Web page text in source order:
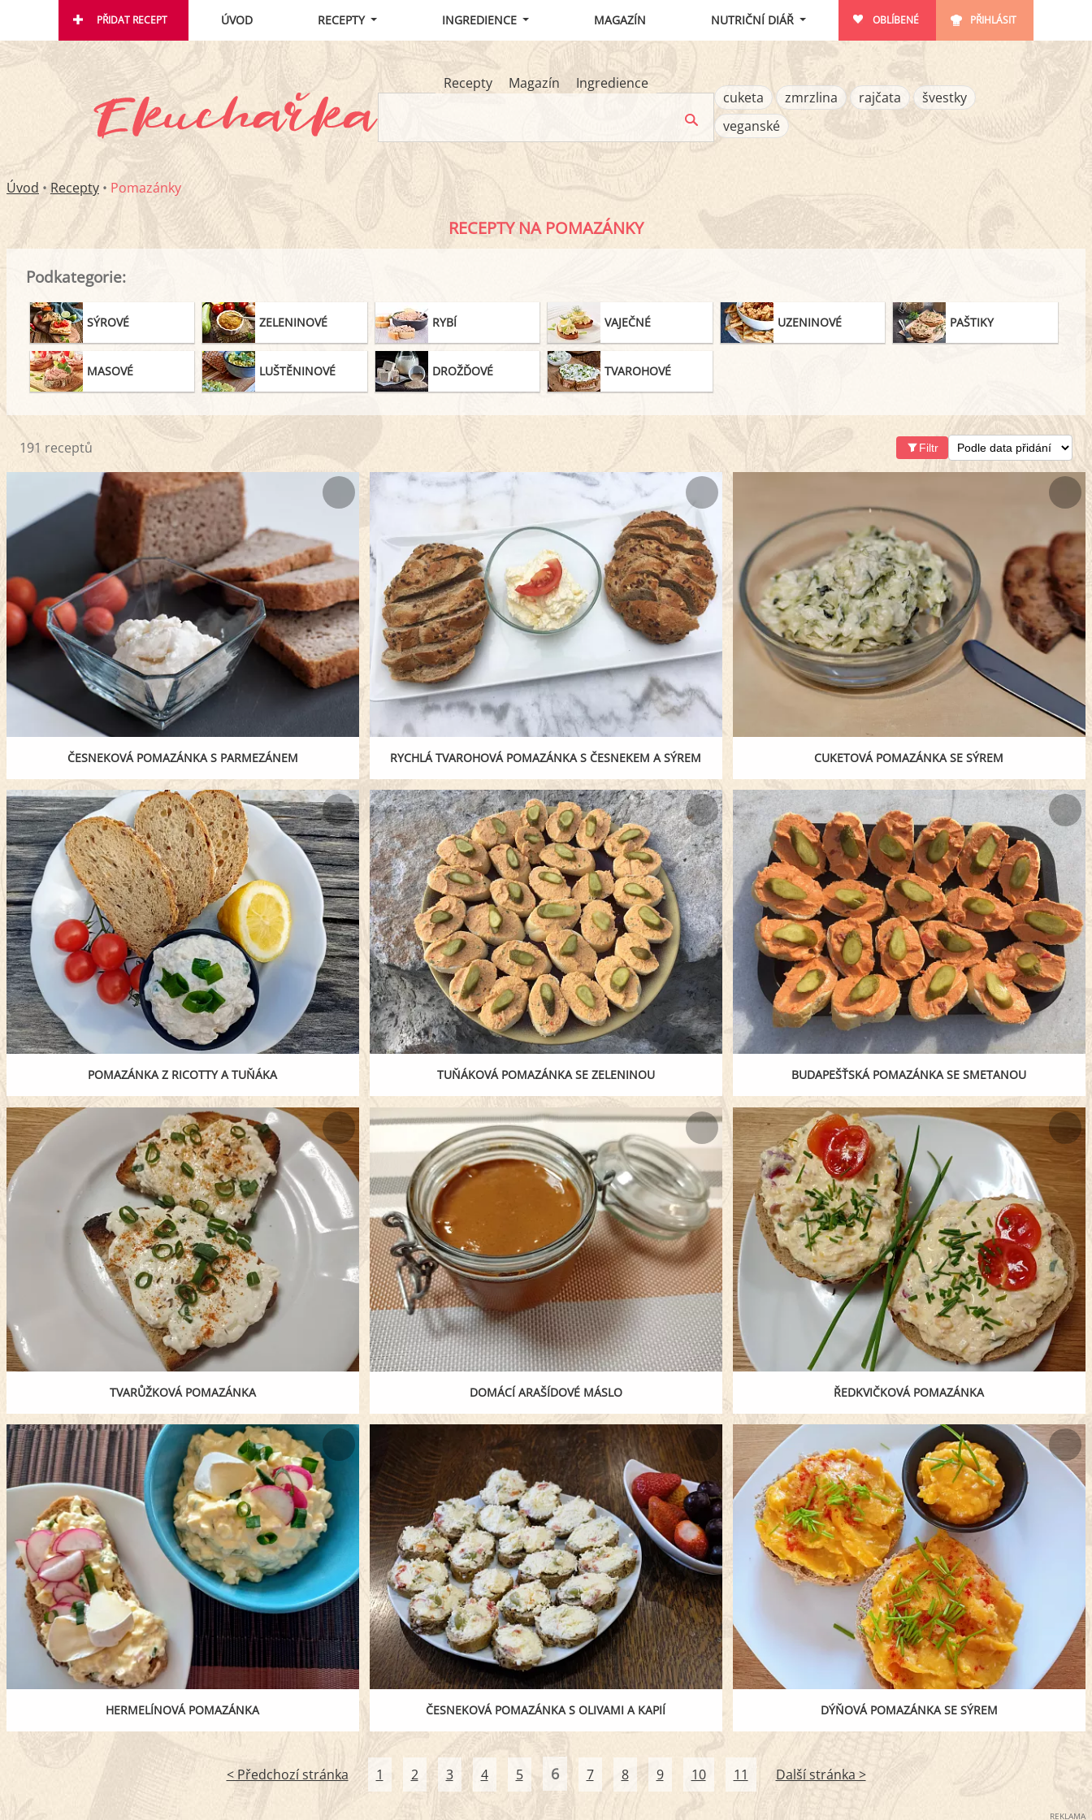
PŘIDAT RECEPT ÚVOD RECEPTY INGREDIENCE MAGAZÍN NUTRIČNÍ DIÁŘ OBLÍBENÉ PŘIHLÁSIT
Recepty Magazín
Ingredience
cuketa
zmrzlina rajčata
švestky
veganské
Úvod • Recepty • Pomazánky
RECEPTY NA POMAZÁNKY
Podkategorie:
SÝROVÉ ZELENINOVÉ RYBÍ VAJEČNÉ UZENINOVÉ PAŠTIKY
MASOVÉ LUŠTĚNINOVÉ DROŽĎOVÉ TVAROHOVÉ
191 receptů Filtr
ČESNEKOVÁ POMAZÁNKA S PARMEZÁNEM RYCHLÁ TVAROHOVÁ POMAZÁNKA S ČESNEKEM A SÝREM CUKETOVÁ POMAZÁNKA SE SÝREM
POMAZÁNKA Z RICOTTY A TUŇÁKA TUŇÁKOVÁ POMAZÁNKA SE ZELENINOU BUDAPEŠŤSKÁ POMAZÁNKA SE SMETANOU
TVARŮŽKOVÁ POMAZÁNKA DOMÁCÍ ARAŠÍDOVÉ MÁSLO ŘEDKVIČKOVÁ POMAZÁNKA
HERMELÍNOVÁ POMAZÁNKA ČESNEKOVÁ POMAZÁNKA S OLIVAMI A KAPIÍ DÝŇOVÁ POMAZÁNKA SE SÝREM
< Předchozí stránka 1 2 3 4 5 6 7 8 9 10 11 Další stránka >
REKLAMA